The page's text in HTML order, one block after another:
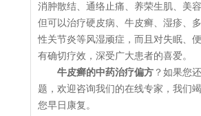
消肿散结、通络止痛、养荣生肌、美
但可以治疗硬皮病、牛皮癣、湿疹、
性关节炎等风湿顽症，而且对失眠、
有确切疗效，深受广大患者的喜爱。
牛皮癣的中药治疗偏方 ？如果您
题，欢迎咨询我们的在线专家，我们
您早日康复。